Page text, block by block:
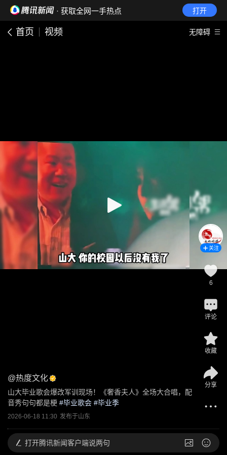
· 获取全网一手热点 打开
首页 视频 无障碍
@热度文化
山大毕业歌会爆改军训现场！《奢香夫人》全场大合唱，配
音秀句句都是梗 #毕业歌会 #毕业季
2026-06-18 11:30 发布于山东
关注
6
评论
收藏
分享
打开腾讯新闻客户端说两句